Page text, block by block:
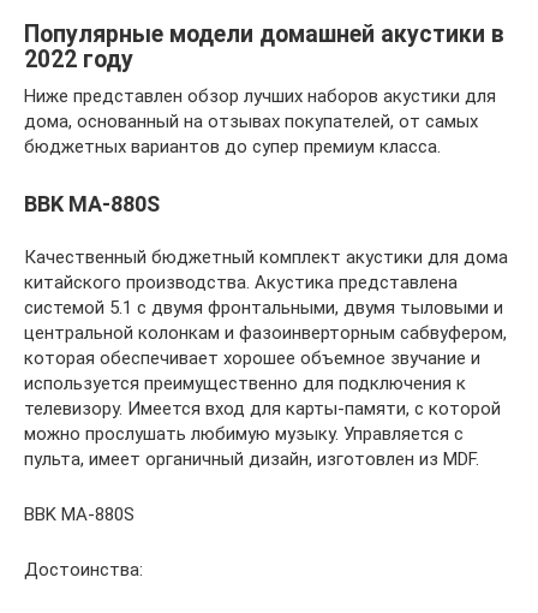
Популярные модели домашней акустики в
2022 году
Ниже представлен обзор лучших наборов акустики для
дома, основанный на отзывах покупателей, от самых
бюджетных вариантов до супер премиум класса.
BBK MA-880S
Качественный бюджетный комплект акустики для дома
китайского производства. Акустика представлена
системой 5.1 с двумя фронтальными, двумя тыловыми и
центральной колонкам и фазоинверторным сабвуфером,
которая обеспечивает хорошее объемное звучание и
используется преимущественно для подключения к
телевизору. Имеется вход для карты-памяти, с которой
можно прослушать любимую музыку. Управляется с
пульта, имеет органичный дизайн, изготовлен из MDF.
BBK MA-880S
Достоинства: